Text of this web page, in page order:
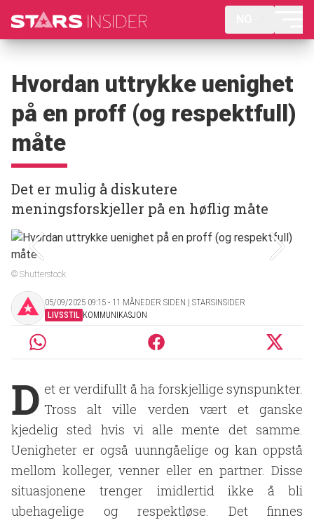
Hvordan uttrykke uenighet
på en proff (og respektfull)
måte
Det er mulig å diskutere
meningsforskjeller på en høflig måte
© Shutterstock
05/09/2025 09:15 ‧ 11 MÅNEDER SIDEN | STARSINSIDER
LIVSSTIL KOMMUNIKASJON
D et er verdifullt å ha forskjellige synspunkter.
Tross alt ville verden vært et ganske
kjedelig sted hvis vi alle mente det samme.
Uenigheter er også uunngåelige og kan oppstå
mellom kolleger, venner eller en partner. Disse
situasjonene trenger imidlertid ikke å bli
ubehagelige og respektløse. Det finnes